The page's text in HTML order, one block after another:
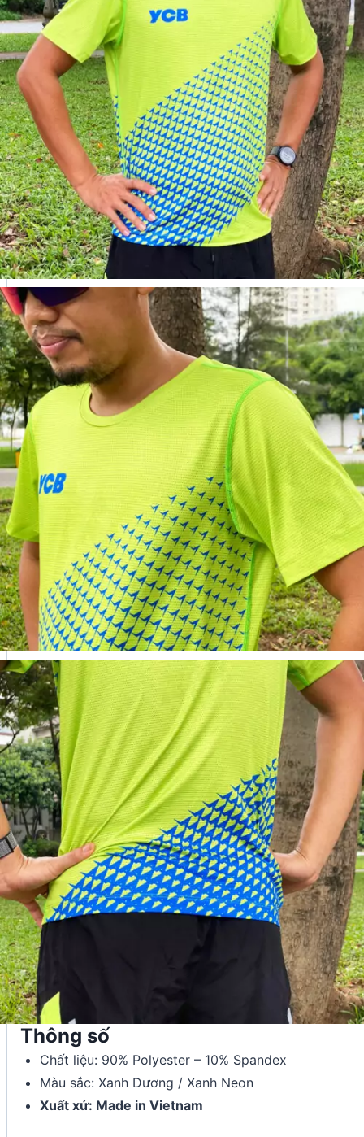
Thông số
Chất liệu: 90% Polyester – 10% Spandex
Màu sắc: Xanh Dương / Xanh Neon
Xuất xứ: Made in Vietnam